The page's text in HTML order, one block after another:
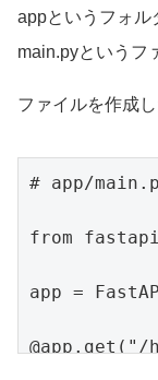
appというフォル
main.pyというフ
ファイルを作成
# app/
from
app =
@app.get("/